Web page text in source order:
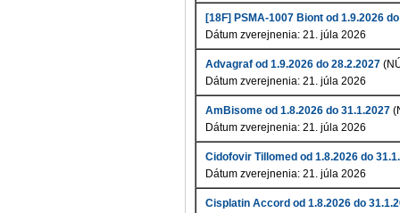
[18F] PSMA-1007 Biont od 1.9.2026
Dátum zverejnenia: 21. júla 2026
Advagraf od 1.9.2026 do 28.2.2027
Dátum zverejnenia: 21. júla 2026
AmBisome od 1.8.2026 do 31.1.2027
Dátum zverejnenia: 21. júla 2026
Cidofovir Tillomed od 1.8.2026 do
Dátum zverejnenia: 21. júla 2026
Cisplatin Accord od 1.8.2026 do